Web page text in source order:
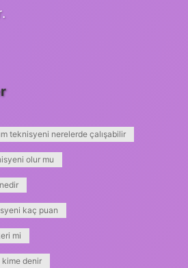
teknisyeni nerelerde çalışabilir
olur mu
kaç puan
mi
kime denir